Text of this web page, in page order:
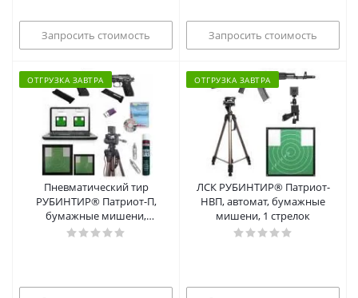
Запросить стоимость Запросить стоимость
ОТГРУЗКА ЗАВТРА
Пневматический тир
РУБИНТИР® Патриот-П,
бумажные мишени,
беспулевой
ОТГРУЗКА ЗАВТРА
ЛСК РУБИНТИР® Патриот-
НВП, автомат, бумажные
мишени, 1 стрелок